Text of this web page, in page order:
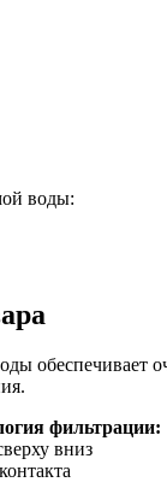
воды:
обеспечивает
фильтрации:
вниз